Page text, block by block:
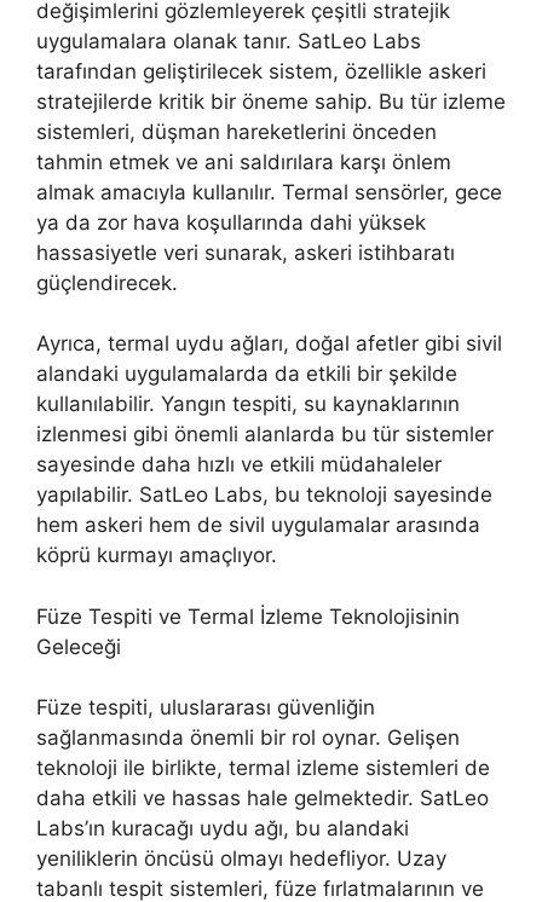
değişimlerini gözlemleyerek çeşitli stratejik
uygulamalara olanak tanır. SatLeo Labs
tarafından geliştirilecek sistem, özellikle askeri
stratejilerde kritik bir öneme sahip. Bu tür izleme
sistemleri, düşman hareketlerini önceden
tahmin etmek ve ani saldırılara karşı önlem
almak amacıyla kullanılır. Termal sensörler, gece
ya da zor hava koşullarında dahi yüksek
hassasiyetle veri sunarak, askeri istihbaratı
güçlendirecek.
Ayrıca, termal uydu ağları, doğal afetler gibi sivil
alandaki uygulamalarda da etkili bir şekilde
kullanılabilir. Yangın tespiti, su kaynaklarının
izlenmesi gibi önemli alanlarda bu tür sistemler
sayesinde daha hızlı ve etkili müdahaleler
yapılabilir. SatLeo Labs, bu teknoloji sayesinde
hem askeri hem de sivil uygulamalar arasında
köprü kurmayı amaçlıyor.
Füze Tespiti ve Termal İzleme Teknolojisinin
Geleceği
Füze tespiti, uluslararası güvenliğin
sağlanmasında önemli bir rol oynar. Gelişen
teknoloji ile birlikte, termal izleme sistemleri de
daha etkili ve hassas hale gelmektedir. SatLeo
Labs’ın kuracağı uydu ağı, bu alandaki
yeniliklerin öncüsü olmayı hedefliyor. Uzay
tabanlı tespit sistemleri, füze fırlatmalarının ve